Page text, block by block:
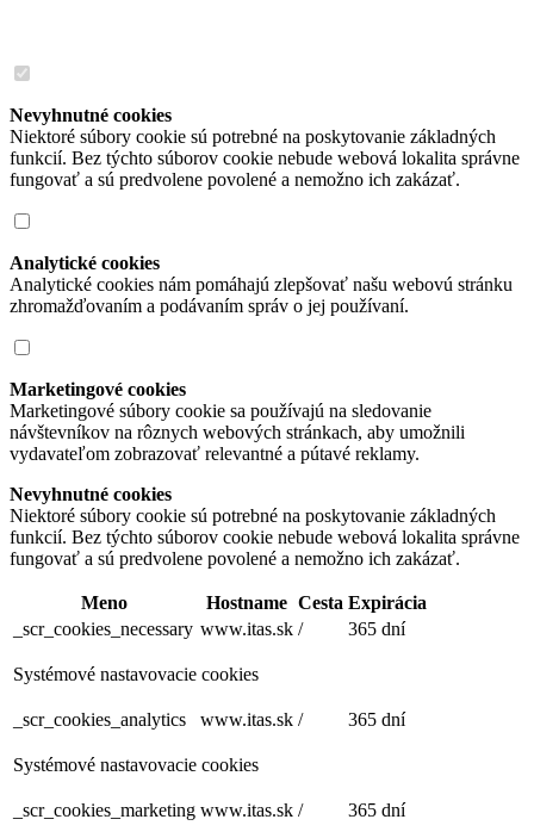
Nevyhnutné cookies
Niektoré súbory cookie sú potrebné na poskytovanie základných
funkcií. Bez týchto súborov cookie nebude webová lokalita správne
fungovať a sú predvolene povolené a nemožno ich zakázať.
Analytické cookies
Analytické cookies nám pomáhajú zlepšovať našu webovú stránku
zhromažďovaním a podávaním správ o jej používaní.
Marketingové cookies
Marketingové súbory cookie sa používajú na sledovanie
návštevníkov na rôznych webových stránkach, aby umožnili
vydavateľom zobrazovať relevantné a pútavé reklamy.
Nevyhnutné cookies
Niektoré súbory cookie sú potrebné na poskytovanie základných
funkcií. Bez týchto súborov cookie nebude webová lokalita správne
fungovať a sú predvolene povolené a nemožno ich zakázať.
Meno Hostname Cesta Expirácia
_scr_cookies_necessary www.itas.sk / 365 dní
Systémové nastavovacie cookies
_scr_cookies_analytics www.itas.sk / 365 dní
Systémové nastavovacie cookies
_scr_cookies_marketing www.itas.sk / 365 dní